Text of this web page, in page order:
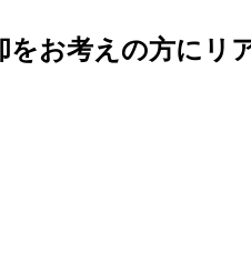
をお考えの方にリ